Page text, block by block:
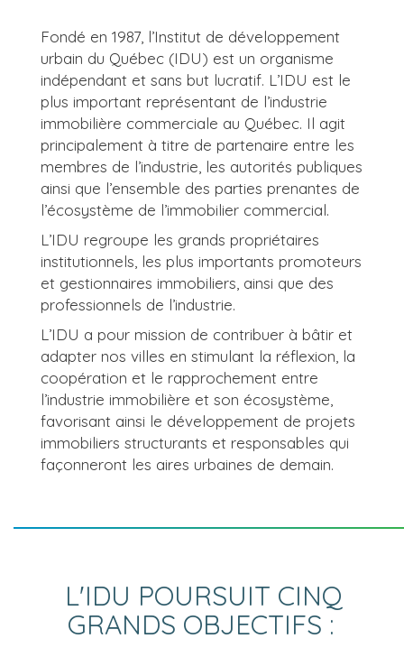
Fondé en 1987, l’Institut de développement
urbain du Québec (IDU) est un organisme
indépendant et sans but lucratif. L’IDU est le
plus important représentant de l’industrie
immobilière commerciale au Québec. Il agit
principalement à titre de partenaire entre les
membres de l’industrie, les autorités publiques
ainsi que l’ensemble des parties prenantes de
l’écosystème de l’immobilier commercial.
L’IDU regroupe les grands propriétaires
institutionnels, les plus importants promoteurs
et gestionnaires immobiliers, ainsi que des
professionnels de l’industrie.
L’IDU a pour mission de contribuer à bâtir et
adapter nos villes en stimulant la réflexion, la
coopération et le rapprochement entre
l’industrie immobilière et son écosystème,
favorisant ainsi le développement de projets
immobiliers structurants et responsables qui
façonneront les aires urbaines de demain.
L'IDU POURSUIT CINQ
GRANDS OBJECTIFS :